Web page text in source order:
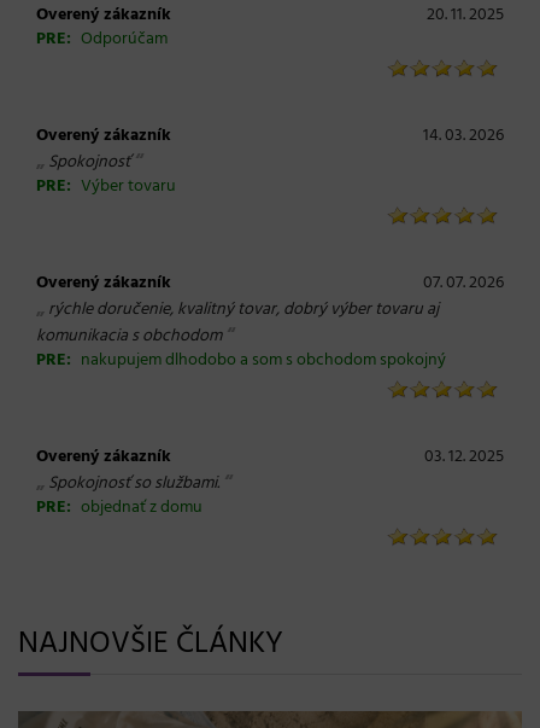
Overený zákazník
20. 11. 2025
PRE: Odporúčam
Overený zákazník 14. 03. 2026
„ Spokojnosť“
PRE: Výber tovaru
Overený zákazník 07. 07. 2026
„ rýchle doručenie, kvalitný tovar, dobrý výber tovaru aj
komunikacia s obchodom“
PRE: nakupujem dlhodobo a som s obchodom spokojný
Overený zákazník 03. 12. 2025
„ Spokojnosť so službami. “
PRE: objednať z domu
NAJNOVŠIE ČLÁNKY